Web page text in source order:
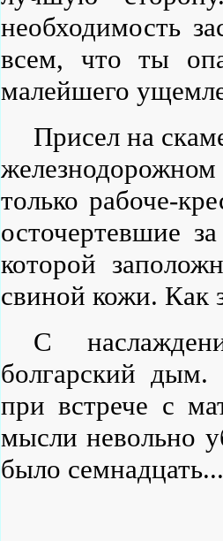
необходимость
всем, что ты
малейшего
Присел на
железнодорожном
только рабоче-
осточертевшие
которой
свиной кожи. Как
С
болгарский дым.
при встрече с
мысли невольно
было семнадцать...